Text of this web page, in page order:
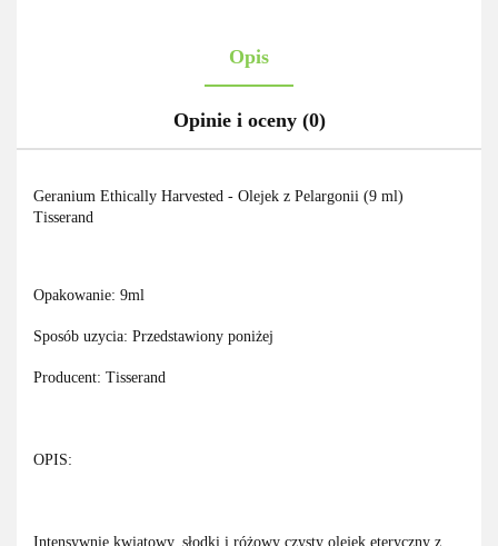
Opis
Opinie i oceny (0)
Geranium Ethically Harvested - Olejek z Pelargonii (9 ml)
Tisserand
Opakowanie: 9ml
Sposób uzycia: Przedstawiony poniżej
Producent: Tisserand
OPIS:
Intensywnie kwiatowy, słodki i różowy czysty olejek eteryczny z